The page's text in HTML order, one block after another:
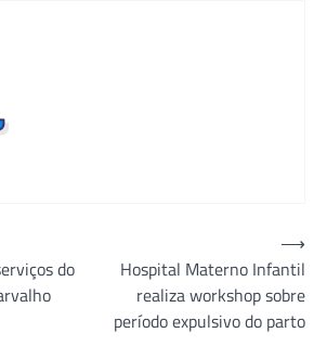
do
Hospital Materno Infantil
realiza workshop sobre
período expulsivo do parto
⟶